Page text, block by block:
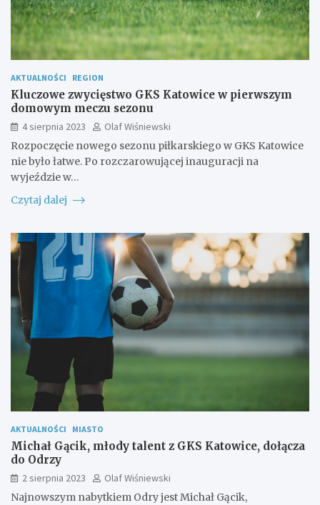
AKTUALNOŚCI REGION
Kluczowe zwycięstwo GKS Katowice w pierwszym
domowym meczu sezonu
4 sierpnia 2023
Olaf Wiśniewski
Rozpoczęcie nowego sezonu piłkarskiego w GKS Katowice
nie było łatwe. Po rozczarowującej inauguracji na
wyjeździe w…
Czytaj dalej
AKTUALNOŚCI MIASTO
Michał Gącik, młody talent z GKS Katowice, dołącza
do Odrzy
2 sierpnia 2023
Olaf Wiśniewski
Najnowszym nabytkiem Odry jest Michał Gącik,